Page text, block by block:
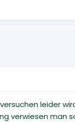
leider
verwiesen man